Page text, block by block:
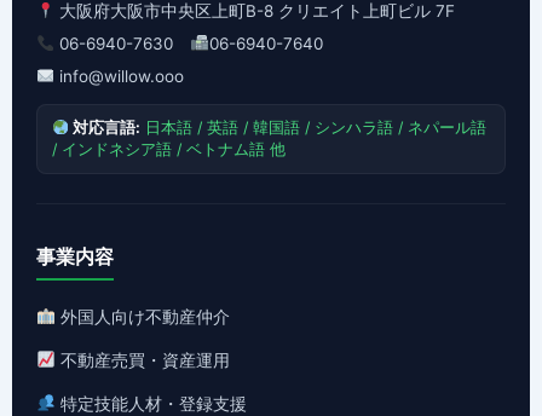
大阪府大阪市中央区上町B-8 クリエイト上町ビル 7F
06-6940-7630
06-6940-7640
info@willow.ooo
対応言語: 日本語 / 英語 / 韓国語 / シンハラ語 / ネパール語
/ インドネシア語 / ベトナム語 他
事業内容
外国人向け不動産仲介
不動産売買・資産運用
特定技能人材・登録支援